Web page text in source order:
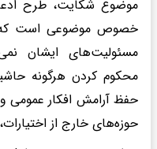
موضوع شکایت، طرح
خصوص موضوعی است که
مسئولیت‌های ایشان
محکوم کردن هرگونه
حفظ آرامش افکار عمومی
حوزه‌های خارج از